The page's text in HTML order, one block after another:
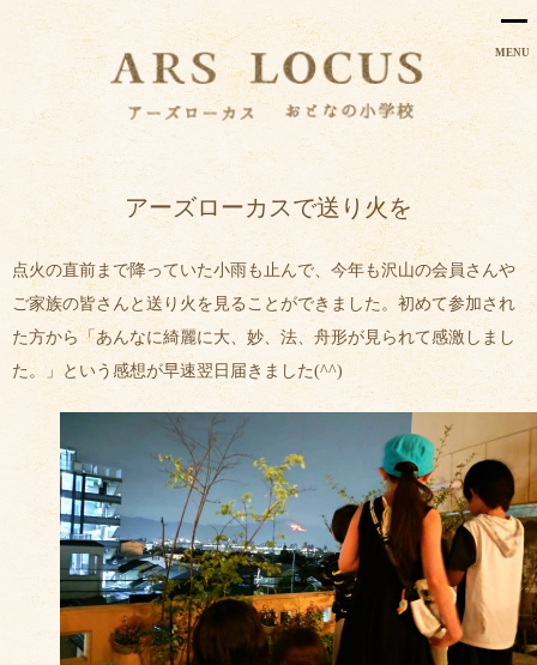
MENU
アーズローカスで送り火を
点火の直前まで降っていた小雨も止んで、今年も沢山の会員さんや
ご家族の皆さんと送り火を見ることができました。初めて参加され
た方から「あんなに綺麗に大、妙、法、舟形が見られて感激しまし
た。」という感想が早速翌日届きました(^^)